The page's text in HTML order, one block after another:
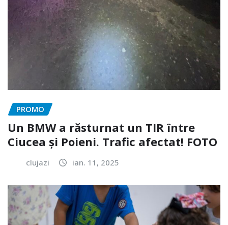
PROMO
Un BMW a răsturnat un TIR între
Ciucea și Poieni. Trafic afectat! FOTO
clujazi ian. 11, 2025